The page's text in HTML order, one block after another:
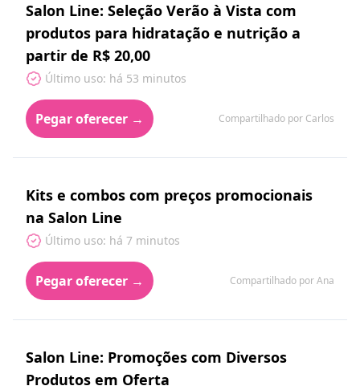
Salon Line: Seleção Verão à Vista com
produtos para hidratação e nutrição a
partir de R$ 20,00
Último uso: há 53 minutos
Pegar oferecer → Compartilhado por Carlos
Kits e combos com preços promocionais
na Salon Line
Último uso: há 7 minutos
Pegar oferecer → Compartilhado por Ana
Salon Line: Promoções com Diversos
Produtos em Oferta